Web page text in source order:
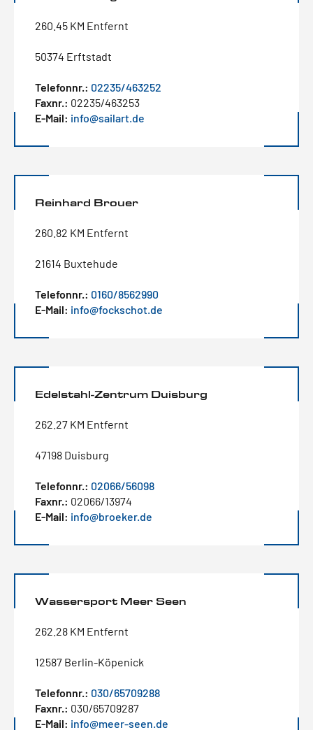
260.45 KM Entfernt
50374 Erftstadt
Telefonnr.: 02235/463252
Faxnr.: 02235/463253
E-Mail: info@sailart.de
Reinhard Brouer
260.82 KM Entfernt
21614 Buxtehude
Telefonnr.: 0160/8562990
E-Mail: info@fockschot.de
Edelstahl-Zentrum Duisburg
262.27 KM Entfernt
47198 Duisburg
Telefonnr.: 02066/56098
Faxnr.: 02066/13974
E-Mail: info@broeker.de
Wassersport Meer Seen
262.28 KM Entfernt
12587 Berlin-Köpenick
Telefonnr.: 030/65709288
Faxnr.: 030/65709287
E-Mail: info@meer-seen.de